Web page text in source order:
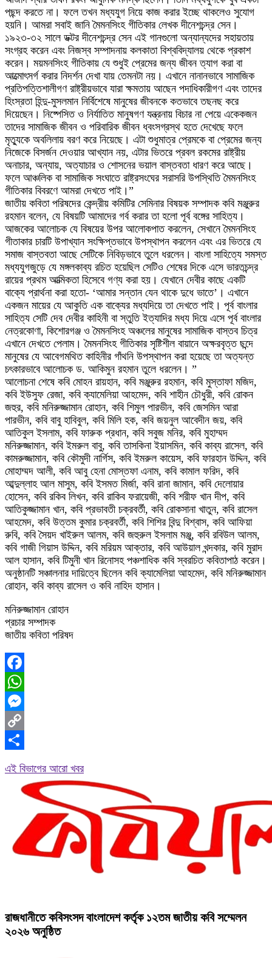
পছন্দ করতে না। ফলে তখন মধ্যযুগ নিয়ে কাজ করার ইচ্ছে থাকলেও সুযোগ
হয়নি। আমরা সবাই জানি মৈমনসিংহ গীতিকার লেখক দীনেশচন্দ্র সেন।
১৯২৩-৩২ সালে ডক্টর দীনেশচন্দ্র সেন এই গানগুলো অন্যান্যদের সহায়তায়
সংগ্রহ করেন এবং নিজস্ব সম্পাদনায় কলকাতা বিশ্ববিদ্যালয় থেকে প্রকাশ
করেন। ময়মনসিংহ গীতিকায় যে শুধুই প্রেমের জন্য জীবন ত্যাগ করা বা
আত্মোৎসর্গ করার নিদর্শন দেখা যায় তেমনটা নয়। এখানে নানানভাবে সামাজিক
প্রতিপত্তিশালীগণ রাষ্ট্রীয়ভাবে যারা ক্ষমতায় আছেন পদাধিকারীগণ এবং তাদের
হিংস্রতা হিন্দু-মুসলমান নির্বিশেষে মানুষের জীবনকে কতভাবে তছনছ করে
দিয়েছেন। নিষ্পেসিত ও নির্যাতিত মানুষগণ যন্ত্রনায় বিচার না পেয়ে একেকজন
তাদের সামাজিক জীবন ও পরিবারিক জীবন ধ্বংসগ্রস্থ হতে দেখেছে ফলে
‍মৃত্যুকে অবলিলায় বরণ করে নিয়েছে। এটা শুধুমাত্র প্রেমকে বা প্রেমের জন্য
নিজেকে বিসর্জন দেওয়ার আখ্যান নয়, এটার ভিতরে প্রবল রকমের রাষ্ট্রীয়
অনাচার, অন্যায়, অত্যাচার ও শোসনের ভয়াল বাস্তবতা ধারণ করে আছে।
ফলে আঞ্চলিক বা সামাজিক সংঘাতে রাষ্ট্রসংঘের সরাসরি উপস্থিতি মৈমনসিংহ
গীতিকার বিবরণে আমরা দেখতে পাই।”
জাতীয় কবিতা পরিষদের কেন্দ্রীয় কমিটির সেমিনার বিষয়ক সম্পাদক কবি মঞ্জুরুর
রহমান বলেন, যে বিষয়টি আমাদের গর্ব করার তা হলো পূর্ব বঙ্গের সাহিত্য।
আজকের আলোচক যে বিষয়ের উপর আলোকপাত করলেন, সেখানে মৈমনসিংহ
গীতাকার চারটি উপাখ্যান সংক্ষিপ্তভাবে উপস্থাপন করলেন এবং এর ভিতরে যে
সমাজ বাস্তবতা আছে সেটিকে নিবিড়ভাবে তুলে ধরলেন। বাংলা সাহিত্যে সমস্ত
মধ্যযুগজুড়ে যে মঙ্গলকাব্য রচিত হয়েছিল সেটিও শেষের দিকে এসে ভারতচন্দ্র
রায়ের প্রথম আত্মিকতা হিসেবে গণ্য করা হয়। যেখানে দেবীর কাছে একটি
বাক্যে প্রার্থনা করা হতো- ‘আমার সন্তান যেন থাকে দুধে ভাতে’। এখানে
একজন মায়ের যে আকুতি এক বাক্যের মধ্যদিয়ে তা দেখতে পাই। পূর্ব বাংলার
সাহিত্য সেটি দেব দেবীর কাহিনী বা স্তুতি ইত্যাদির মধ্য দিয়ে এসে পূর্ব বাংলার
নেত্রকোণা, কিশোরগঞ্জ ও মৈমনসিংহ অঞ্চলের মানুষের সামাজিক বাস্তব চিত্র
এখানে দেখতে পেলাম। মৈমনসিংহ গীতিকার সৃষ্টিশীল বায়ানে অক্ষরবৃত্ত ছন্দে
মানুষের যে আবেগমথিত কাহিনীর গাঁথনি উপস্থাপন করা হয়েছে তা অত্যন্ত
চৎকারভাবে আলোচক ড. আকিমুন রহমান তুলে ধরলেন। ”
আলোচনা শেষে কবি মোহন রায়হান, কবি মঞ্জুরুর রহমান, কবি মুস্তাফা মজিদ,
কবি ইউসুফ রেজা, কবি ক্যামেলিয়া আহমেদ, কবি শাহীন চৌধুরী, কবি রোকন
জহুর, কবি মনিরুজ্জামান রোহান, কবি শিমুল পারভীন, কবি জেসমিন আরা
পারভীন, কবি বাবু হাবিবুল, কবি মিলি হক, কবি জয়নুল আবেদীন জয়, কবি
আতিকুল ইসলাম, কবি ফারুক প্রধান, কবি সবুজ মনির, কবি মুহাম্মদ
মনিরুজ্জামান, কবি ইমরুল বাবু, কবি তাসকিনা ইয়াসমিন, কবি কাব্য রাসেল, কবি
কামরুজ্জামান, কবি কৌমুদী নার্গিস, কবি ইমরুল কায়েস, কবি ফারহান উদ্দিন, কবি
মোহাম্মদ আলী, কবি আবু হেনা মোস্তফা এনাম, কবি কামাল ফরিদ, কবি
আব্দুল্লাহ আল মাসুম, কবি ইসমত মির্জা, কবি রানা জামান, কবি দেলোয়ার
হোসেন, কবি রকিব লিখন, কবি রাকিব ফরায়েজী, কবি শরীফ খান দীপ, কবি
আতিকুজ্জামান খান, কবি প্রভাবতী চক্রবর্তী, কবি রোকসানা খাতুন, কবি রাসেল
আহমেদ, কবি উত্তম কুমার চক্রবর্তী, কবি শিশির বিন্দু বিশ্বাস, কবি আফিয়া
রুবি, কবি সৈয়দ খাইরুল আলম, কবি জহুরুল ইসলাম মঞ্জু, কবি রবিউল আলম,
কবি গাজী গিয়াস উদ্দিন, কবি মরিয়ম আক্তার, কবি আউয়াল খন্দকার, কবি মুরাদ
আল হাসান, কবি টিমুনী খান রিনোসহ পঞ্চশাধিক কবি স্বরচিত কবিতাপাঠ করেন।
অনুষ্ঠানটি সঞ্চালনার দায়িত্বে ছিলেন কবি ক্যামেলিয়া আহমেদ, কবি মনিরুজ্জামান
রোহান, কবি কাব্য রাসেল ও কবি নাহিদ হাসান।
মনিরুজ্জামান রোহান
প্রচার সম্পাদক
জাতীয় কবিতা পরিষদ
Facebook
WhatsApp
Messenger
Copy
এই বিভাগের আরো খবর
রাজধানীতে কবিসংসদ বাংলাদেশ কর্তৃক ১২তম জাতীয় কবি সম্মেলন
২০২৬ অনুষ্ঠিত